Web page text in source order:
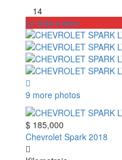
14
Lo más nuevo
9 more photos
$ 185,000
Chevrolet Spark 2018